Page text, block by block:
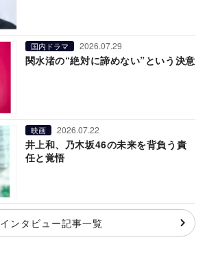
国内ドラマ 2026.07.29
関水渚の“絶対に諦めない”という決意
映画 2026.07.22
井上和、乃木坂46の未来を背負う責
任と覚悟
インタビュー記事一覧